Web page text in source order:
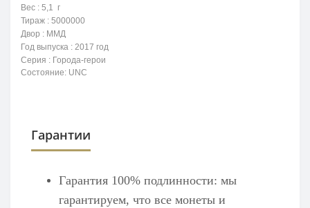
Вес : 5,1 г
Тираж : 5000000
Двор : ММД
Год выпуска : 2017 год
Серия : Города-герои
Состояние: UNC
Гарантии
Гарантия 100% подлинности: мы
гарантируем, что все монеты и